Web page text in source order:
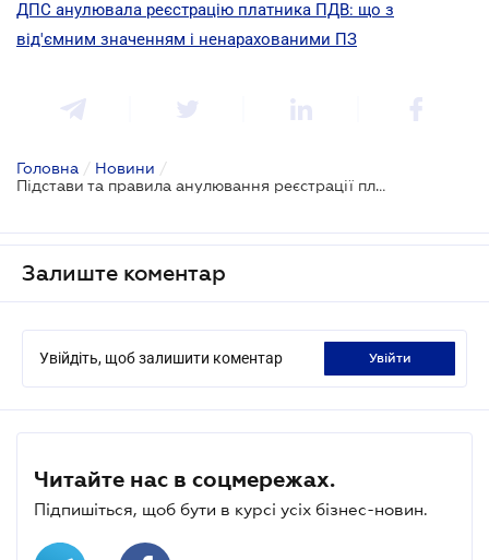
ДПС анулювала реєстрацію платника ПДВ: що з
від'ємним значенням і ненарахованими ПЗ
Головна / Новини /
Підстави та правила анулювання реєстрації платника ПДВ
Залиште коментар
Увійдіть, щоб залишити коментар увійти
Читайте нас в соцмережах.
Підпишіться, щоб бути в курсі усіх бізнес-новин.